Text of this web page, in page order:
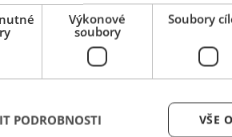
snaze přidal, své šance ale
míč přesně na velké vápno
k tyči. Hladoví domácí ovšem ještě
v 82. minutě také Marek Kejř, k
minutě řádné hrací doby se
Komljenovic.
Výkonové
soubory
Soubory
VŠE
PODROBNOSTI